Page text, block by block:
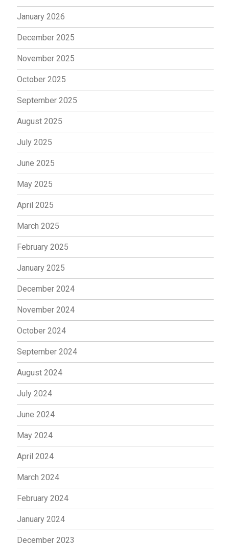
January 2026
December 2025
November 2025
October 2025
September 2025
August 2025
July 2025
June 2025
May 2025
April 2025
March 2025
February 2025
January 2025
December 2024
November 2024
October 2024
September 2024
August 2024
July 2024
June 2024
May 2024
April 2024
March 2024
February 2024
January 2024
December 2023